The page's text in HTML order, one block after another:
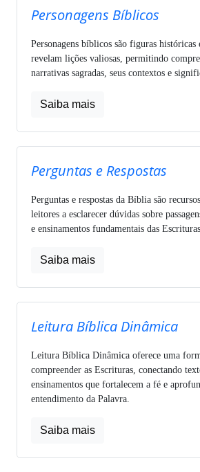
Personagens Bíblicos
Personagens bíblicos são figuras históricas
revelam lições valiosas, permitindo
narrativas sagradas, seus contextos e
Saiba mais
Perguntas e Respostas
Perguntas e respostas da Bíblia são
leitores a esclarecer dúvidas sobre
e ensinamentos fundamentais das Escrituras.
Saiba mais
Leitura Bíblica Dinâmica
Leitura Bíblica Dinâmica oferece uma
compreender as Escrituras, conectando
ensinamentos que fortalecem a fé e
entendimento da Palavra.
Saiba mais